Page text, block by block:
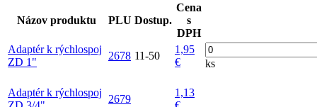
Názov produktu PLU Dostup.
Cena
s
DPH
Adaptér k rýchlospoj
ZD 1"
2678 11-50
1,95
€
ks
Adaptér k rýchlospoj
2679
1,13